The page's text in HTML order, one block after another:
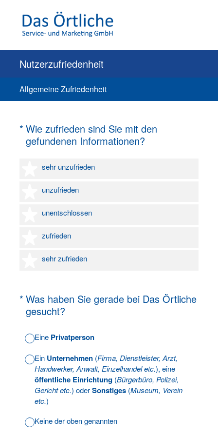
Nutzerzufriedenheit
Allgemeine Zufriedenheit
* Wie zufrieden sind Sie mit den
gefundenen Informationen?
(Erforderlich.)
sehr unzufrieden
1 Stern
unzufrieden
2 Sterne
unentschlossen
3 Sterne
zufrieden
4 Sterne
sehr zufrieden
5 Sterne
* Was haben Sie gerade bei Das Örtliche
gesucht?
(Erforderlich.)
Eine Privatperson
Ein Unternehmen (Firma, Dienstleister, Arzt,
Handwerker, Anwalt, Einzelhandel etc.), eine
öffentliche Einrichtung (Bürgerbüro, Polizei,
Gericht etc.) oderSonstiges (Museum, Verein
etc.)
Keine der oben genannten